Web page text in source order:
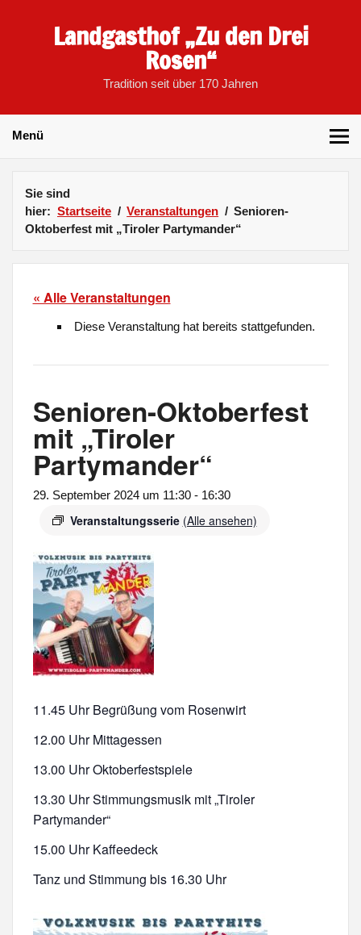
Landgasthof „Zu den Drei
Rosen“
Tradition seit über 170 Jahren
Menü
Sie sind
hier: Startseite Veranstaltungen
Senioren-
Oktoberfest mit „Tiroler Partymander“
« Alle Veranstaltungen
Diese Veranstaltung hat bereits stattgefunden.
Senioren-Oktoberfest
mit „Tiroler
Partymander“
29. September 2024 um 11:30- 16:30
Veranstaltungsserie (Alle ansehen)
11.45 Uhr Begrüßung vom Rosenwirt
12.00 Uhr Mittagessen
13.00 Uhr Oktoberfestspiele
13.30 Uhr Stimmungsmusik mit „Tiroler
Partymander“
15.00 Uhr Kaffeedeck
Tanz und Stimmung bis 16.30 Uhr